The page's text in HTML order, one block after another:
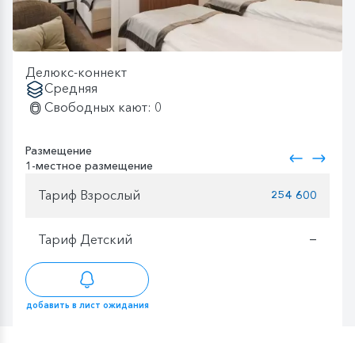
Делюкс-коннект
Средняя
Свободных кают: 0
Размещение
1-местное размещение
Тариф Взрослый 254 600
Тариф Детский —
добавить в лист ожидания